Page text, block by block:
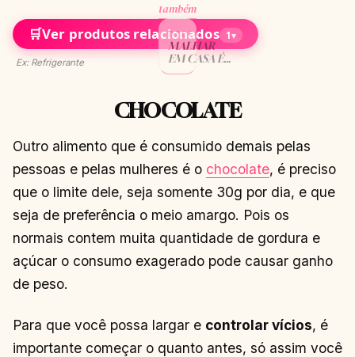
também
DIETA
MALHAR
EM CASA É
POSSÍVEL!
CONTINUAR
LENDO →
🛒Ver produtos relacionados 1▾
Ex: Refrigerante
CHOCOLATE
Outro alimento que é consumido demais pelas
pessoas e pelas mulheres é o chocolate, é preciso
que o limite dele, seja somente 30g por dia, e que
seja de preferência o meio amargo. Pois os
normais contem muita quantidade de gordura e
açúcar o consumo exagerado pode causar ganho
de peso.
Para que você possa largar e controlar vícios, é
importante começar o quanto antes, só assim você